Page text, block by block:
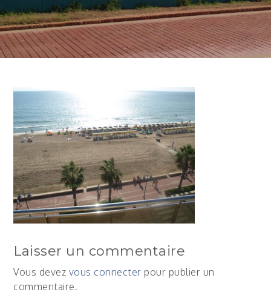
Laisser un commentaire
Vous devez vous connecter pour publier un
commentaire.